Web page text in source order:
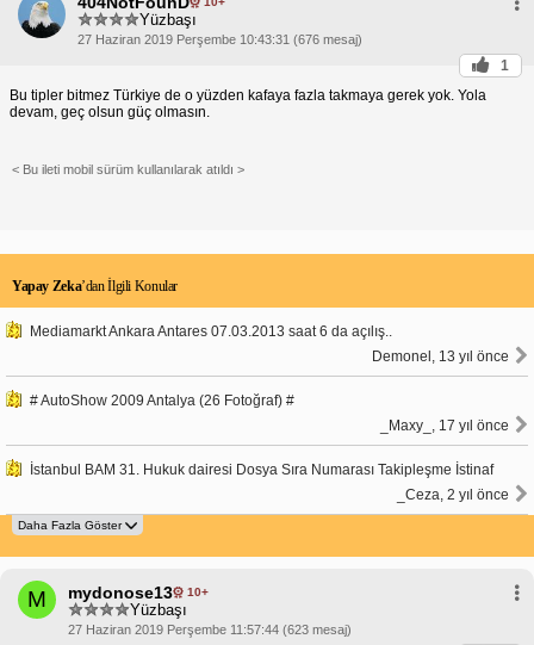
Yüzbaşı
27 Haziran 2019 Perşembe 10:43:31 (676 mesaj)
1
Bu tipler bitmez Türkiye de o yüzden kafaya fazla takmaya gerek yok. Yola
devam, geç olsun güç olmasın.
< Bu ileti mobil sürüm kullanılarak atıldı >
Yapay Zeka’dan İlgili Konular
Mediamarkt Ankara Antares 07.03.2013 saat 6 da açılış..
Demonel, 13 yıl önce
# AutoShow 2009 Antalya (26 Fotoğraf) #
_Maxy_, 17 yıl önce
İstanbul BAM 31. Hukuk dairesi Dosya Sıra Numarası Takipleşme İstinaf
_Ceza, 2 yıl önce
M mydonose13 10+
Yüzbaşı
27 Haziran 2019 Perşembe 11:57:44 (623 mesaj)